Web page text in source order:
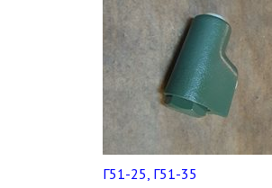
Г51-25, Г51-35